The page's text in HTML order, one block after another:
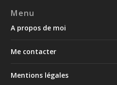
Menu
A propos de moi
Me contacter
Mentions légales